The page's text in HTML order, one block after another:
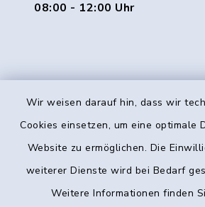
Wir weisen darauf hin, dass wir
Cookies einsetzen, um eine optimale
Website zu ermöglichen. Die
weiterer Dienste wird bei Bedarf
Weitere Informationen finden
08:00 - 12:00 Uhr
Kontakt
Datenschutz